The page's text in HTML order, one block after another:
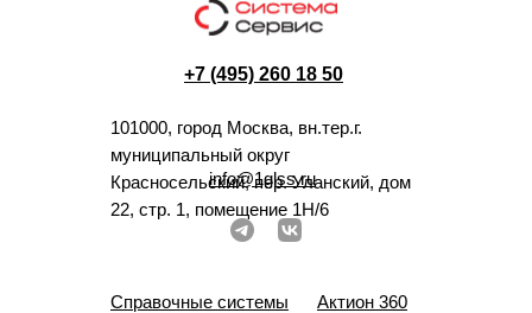
+7 (495) 260 18 50
101000, город Москва, вн.тер.г.
муниципальный округ
Красносельский, пер. Уланский, дом
22, стр. 1, помещение 1Н/6
info@1glss.ru
Справочные системы
Актион 360